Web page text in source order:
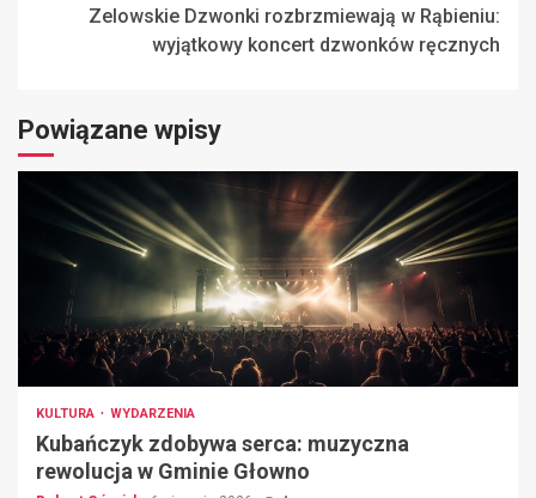
Zelowskie Dzwonki rozbrzmiewają w Rąbieniu:
wyjątkowy koncert dzwonków ręcznych
Powiązane wpisy
KULTURA WYDARZENIA
Kubańczyk zdobywa serca: muzyczna
rewolucja w Gminie Głowno